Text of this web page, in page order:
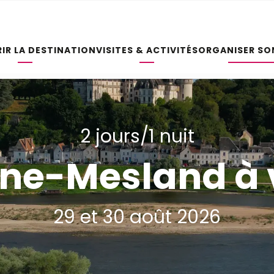
LA DESTINATIONVISITES & ACTIVITÉSORGANISER
2 jours/1 nuit
Mesland à
29 et 30 août 2026